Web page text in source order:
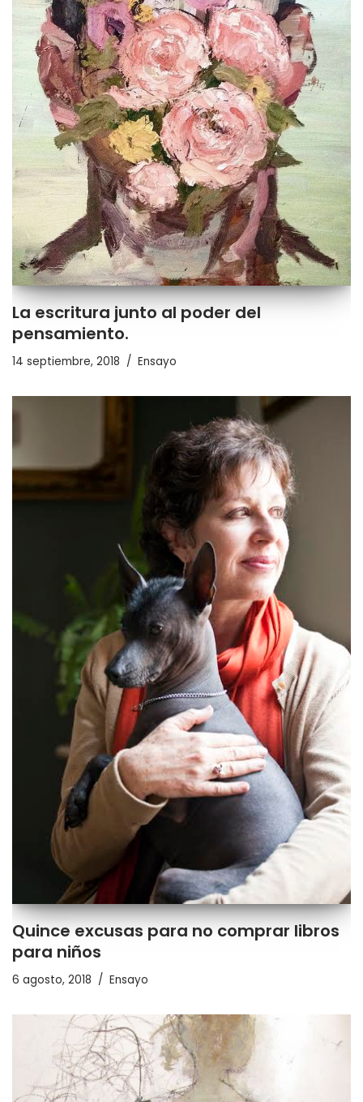
La escritura junto al poder del
pensamiento.
14 septiembre, 2018 Ensayo
Quince excusas para no comprar libros
para niños
6 agosto, 2018 Ensayo